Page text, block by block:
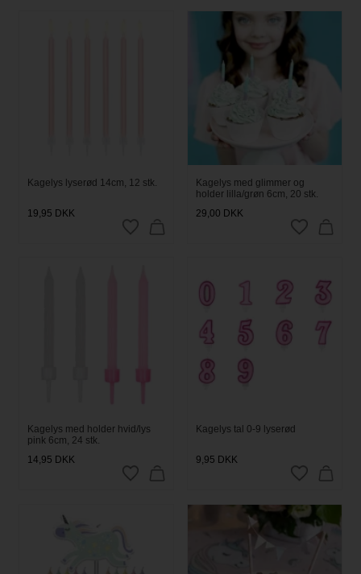
Kagelys lyserød 14cm, 12 stk.
19,95 DKK
Kagelys med glimmer og
holder lilla/grøn 6cm, 20 stk.
29,00 DKK
Kagelys med holder hvid/lys
pink 6cm, 24 stk.
14,95 DKK
Kagelys tal 0-9 lyserød
9,95 DKK